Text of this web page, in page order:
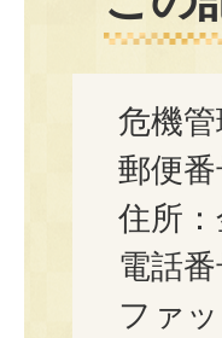
危機
郵便
住所
電話
ファ